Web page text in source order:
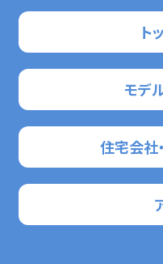
ト
モデ
住宅会社